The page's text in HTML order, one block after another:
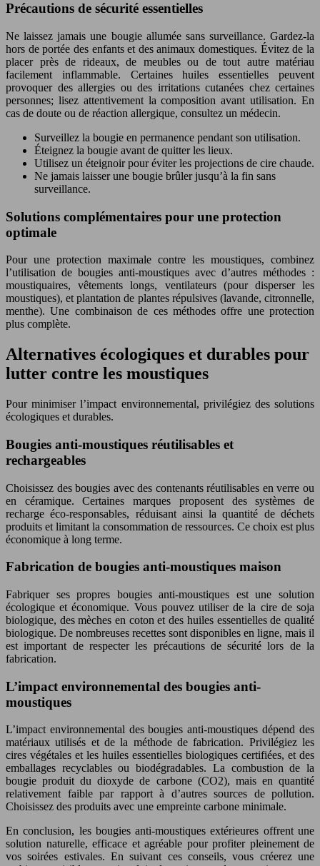
Précautions de sécurité essentielles
Ne laissez jamais une bougie allumée sans surveillance. Gardez-la
hors de portée des enfants et des animaux domestiques. Évitez de la
placer près de rideaux, de meubles ou de tout autre matériau
facilement inflammable. Certaines huiles essentielles peuvent
provoquer des allergies ou des irritations cutanées chez certaines
personnes; lisez attentivement la composition avant utilisation. En
cas de doute ou de réaction allergique, consultez un médecin.
Surveillez la bougie en permanence pendant son utilisation.
Éteignez la bougie avant de quitter les lieux.
Utilisez un éteignoir pour éviter les projections de cire chaude.
Ne jamais laisser une bougie brûler jusqu’à la fin sans
surveillance.
Solutions complémentaires pour une protection
optimale
Pour une protection maximale contre les moustiques, combinez
l’utilisation de bougies anti-moustiques avec d’autres méthodes :
moustiquaires, vêtements longs, ventilateurs (pour disperser les
moustiques), et plantation de plantes répulsives (lavande, citronnelle,
menthe). Une combinaison de ces méthodes offre une protection
plus complète.
Alternatives écologiques et durables pour
lutter contre les moustiques
Pour minimiser l’impact environnemental, privilégiez des solutions
écologiques et durables.
Bougies anti-moustiques réutilisables et
rechargeables
Choisissez des bougies avec des contenants réutilisables en verre ou
en céramique. Certaines marques proposent des systèmes de
recharge éco-responsables, réduisant ainsi la quantité de déchets
produits et limitant la consommation de ressources. Ce choix est plus
économique à long terme.
Fabrication de bougies anti-moustiques maison
Fabriquer ses propres bougies anti-moustiques est une solution
écologique et économique. Vous pouvez utiliser de la cire de soja
biologique, des mèches en coton et des huiles essentielles de qualité
biologique. De nombreuses recettes sont disponibles en ligne, mais il
est important de respecter les précautions de sécurité lors de la
fabrication.
L’impact environnemental des bougies anti-
moustiques
L’impact environnemental des bougies anti-moustiques dépend des
matériaux utilisés et de la méthode de fabrication. Privilégiez les
cires végétales et les huiles essentielles biologiques certifiées, et des
emballages recyclables ou biodégradables. La combustion de la
bougie produit du dioxyde de carbone (CO2), mais en quantité
relativement faible par rapport à d’autres sources de pollution.
Choisissez des produits avec une empreinte carbone minimale.
En conclusion, les bougies anti-moustiques extérieures offrent une
solution naturelle, efficace et agréable pour profiter pleinement de
vos soirées estivales. En suivant ces conseils, vous créerez une